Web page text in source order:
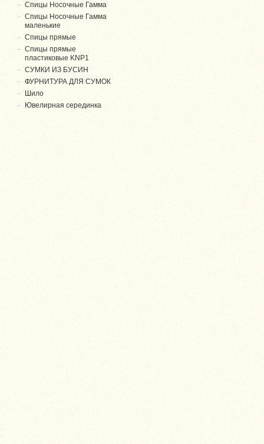
Спицы Носочные Гамма
Спицы Носочные Гамма
маленькие
Спицы прямые
Спицы прямые
пластиковые KNP1
СУМКИ ИЗ БУСИН
ФУРНИТУРА ДЛЯ СУМОК
Шило
Ювелирная серединка